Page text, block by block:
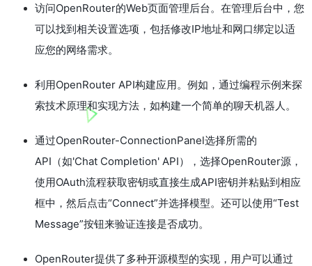
访问OpenRouter的Web页面管理后台。在管理后台中，您
可以找到相关设置选项，包括修改IP地址和网口绑定以适
应您的网络需求。
利用OpenRouter API构建应用。例如，通过编程示例来探
索技术原理和实现方法，如构建一个简单的聊天机器人。
通过OpenRouter-ConnectionPanel选择所需的
API（如'Chat Completion' API），选择OpenRouter源，
使用OAuth流程获取密钥或直接生成API密钥并粘贴到相应
框中，然后点击“Connect”并选择模型。还可以使用“Test
Message”按钮来验证连接是否成功。
OpenRouter提供了多种开源模型的实现，用户可以通过